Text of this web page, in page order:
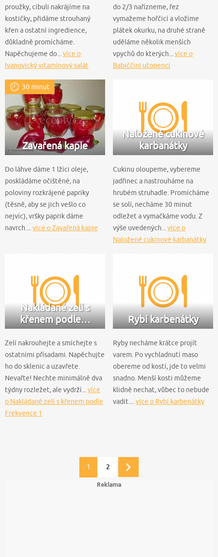
proužky, cibuli nakrájíme na
kostičky, přidáme strouhaný
křen a ostatní ingredience,
důkladně promícháme.
Napěchujeme do...více o
Ivanovický vitamínový salát
do 2/3 nařízneme, řez
vymažeme hořčicí a vložíme
plátek okurku, na druhé straně
uděláme několik menších
vpychů do kterých...více o
Babiččini utopenci
30 minut
Zavařená kapie
Do láhve dáme 1 lžíci oleje,
poskládáme očištěné, na
poloviny rozkrájené papriky
(těsně, aby se jich vešlo co
nejvíc), vršky paprik dáme
navrch.... více o Zavařená kapie
Naložené cukinové
karbanátky
Cukinu oloupeme, vybereme
jadřinec a nastrouháme na
hrubém struhadle. Promícháme
se solí, necháme 30 minut
odležet a vymačkáme vodu. Z
výše uvedených... více o
Naložené cukinové karbanátky
Nakládané zelí s
křenem podle…
Zelí nakrouhejte a smíchejte s
ostatními přísadami. Napěchujte
ho do sklenic a uzavřete.
Nevařte! Nechte minimálně dva
týdny rozležet, ale vydrží... více
o Nakládané zelí s křenem podle
Frekvence 1
Rybí karbenátky
Ryby necháme krátce projít
varem. Po vychladnutí maso
obereme od kostí, jde to velmi
snadno. Menší kosti můžeme
klidně nechat, vůbec to nebude
vadit.... více o Rybí karbenátky
1 2
Další